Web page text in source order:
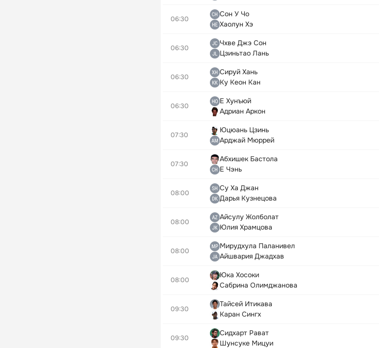
06:30
Сон У Чо
Хаолун Хэ
06:30
Чхве Джэ Сон
Цзиньтао Лань
06:30
Сируй Хань
Ку Кеон Кан
06:30
Е Хунъюй
Адриан Аркон
07:30
Юцюань Цзинь
Арджай Мюррей
07:30
Абхишек Бастола
Е Чэнь
08:00
Су Ха Джан
Дарья Кузнецова
08:00
Айсулу Жолболат
Юлия Храмцова
08:00
Мирудхула Паланивел
Айшвария Джадхав
08:00
Юка Хосоки
Сабрина Олимджанова
09:30
Тайсей Итикава
Каран Сингх
09:30
Сидхарт Рават
Шунсуке Мицуи